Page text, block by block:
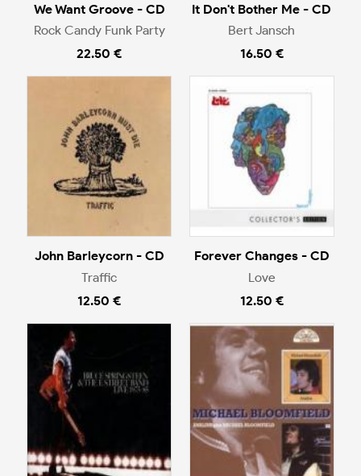
We Want Groove - CD
Rock Candy Funk Party
22.50 €
It Don't Bother Me - CD
Bert Jansch
16.50 €
John Barleycorn - CD
Traffic
12.50 €
Forever Changes - CD
Love
12.50 €